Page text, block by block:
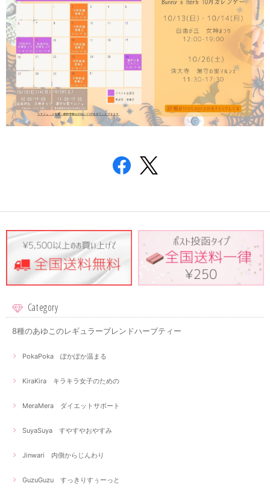
Category
8種のあゆこのレギュラーブレンドハーブティー
PokaPoka ぽかぽか温まる
KiraKira キラキラ女子のための
MeraMera ダイエットサポート
SuyaSuya すやすやおやすみ
Jinwari 内側からじんわり
GuzuGuzu すっきりすぅーっと